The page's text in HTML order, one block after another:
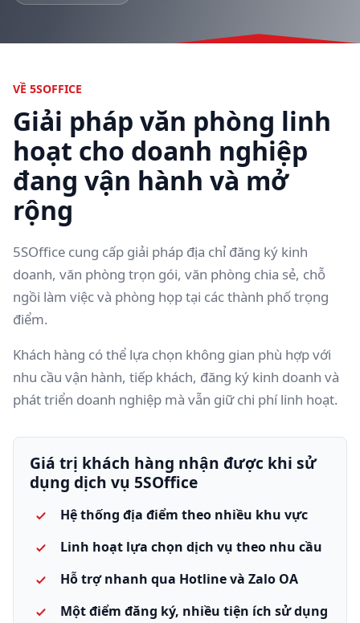
VỀ 5SOFFICE
Giải pháp văn phòng linh
hoạt cho doanh nghiệp
đang vận hành và mở
rộng
5SOffice cung cấp giải pháp địa chỉ đăng ký kinh
doanh, văn phòng trọn gói, văn phòng chia sẻ, chỗ
ngồi làm việc và phòng họp tại các thành phố trọng
điểm.
Khách hàng có thể lựa chọn không gian phù hợp với
nhu cầu vận hành, tiếp khách, đăng ký kinh doanh và
phát triển doanh nghiệp mà vẫn giữ chi phí linh hoạt.
Giá trị khách hàng nhận được khi sử
dụng dịch vụ 5SOffice
Hệ thống địa điểm theo nhiều khu vực
Linh hoạt lựa chọn dịch vụ theo nhu cầu
Hỗ trợ nhanh qua Hotline và Zalo OA
Một điểm đăng ký, nhiều tiện ích sử dụng